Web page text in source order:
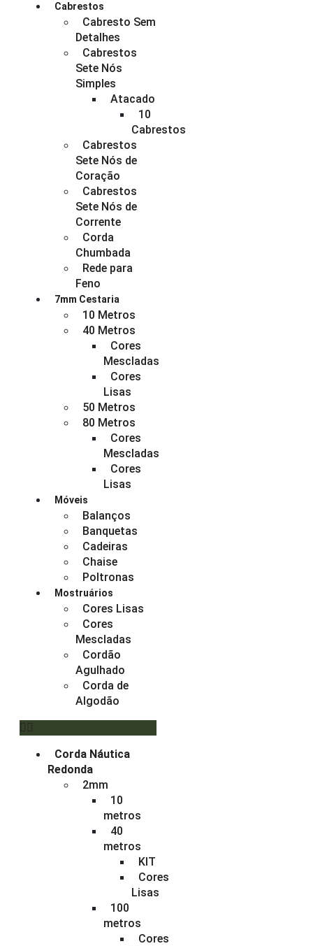
Cabrestos
Cabresto Sem
Detalhes
Cabrestos
Sete Nós
Simples
Atacado
10
Cabrestos
Cabrestos
Sete Nós de
Coração
Cabrestos
Sete Nós de
Corrente
Corda
Chumbada
Rede para
Feno
7mm Cestaria
10 Metros
40 Metros
Cores
Mescladas
Cores
Lisas
50 Metros
80 Metros
Cores
Mescladas
Cores
Lisas
Móveis
Balanços
Banquetas
Cadeiras
Chaise
Poltronas
Mostruários
Cores Lisas
Cores
Mescladas
Cordão
Agulhado
Corda de
Algodão
Corda Náutica
Redonda
2mm
10
metros
40
metros
KIT
Cores
Lisas
100
metros
Cores